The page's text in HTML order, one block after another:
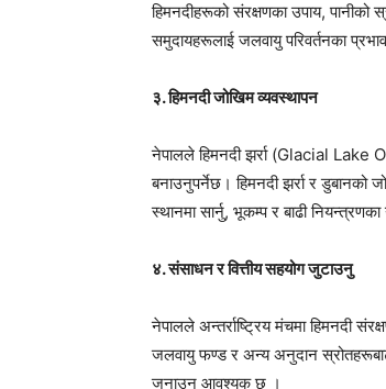
हिमनदीहरूको संरक्षणका उपाय, पानीको
समुदायहरूलाई जलवायु परिवर्तनका
३. हिमनदी जोखिम व्यवस्थापन
नेपालले हिमनदी झर्रा (Glacial Lake
बनाउनुपर्नेछ। हिमनदी झर्रा र डुबानको
स्थानमा सार्नु, भूकम्प र बाढी
४. संसाधन र वित्तीय सहयोग जुटाउनु
नेपालले अन्तर्राष्ट्रिय मंचमा हिमनदी
जलवायु फण्ड र अन्य अनुदान
जनाउन आवश्यक छ ।